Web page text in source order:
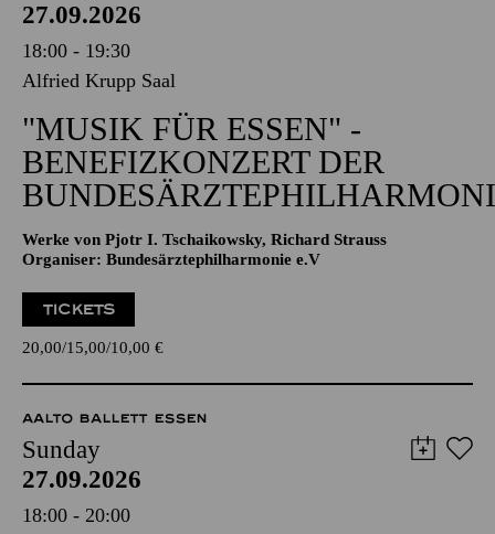
27.09.2026
18:00 - 19:30
Alfried Krupp Saal
"MUSIK FÜR ESSEN" -
BENEFIZKONZERT DER
Werke von Pjotr I. Tschaikowsky, Richard Strauss
Organiser: Bundesärztephilharmonie e.V
TICKETS
20,00 15,00 10,00 €
AALTO BALLETT ESSEN
Sunday
27.09.2026
18:00 - 20:00